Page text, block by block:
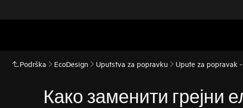
Podrška EcoDesign Uputstva za popravku Upute za popravak
Како заменити грејни